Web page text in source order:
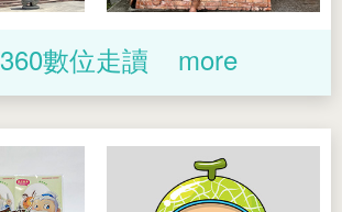
360數位走讀 more